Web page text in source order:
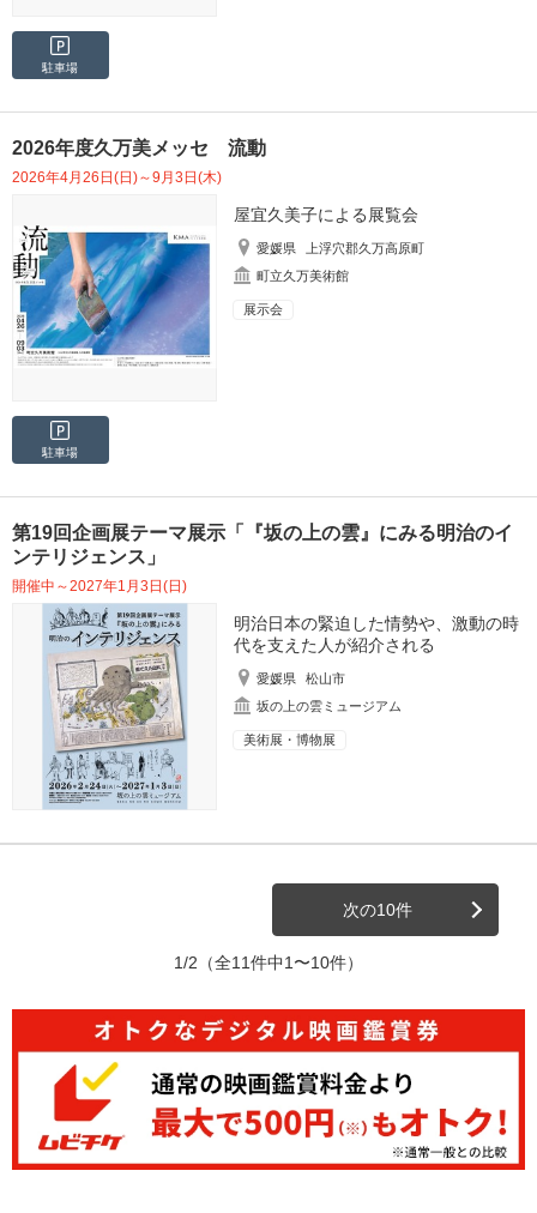
駐車場
2026年度久万美メッセ 流動
2026年4月26日(日)～9月3日(木)
屋宜久美子による展覧会
愛媛県
上浮穴郡久万高原町
町立久万美術館
展示会
駐車場
第19回企画展テーマ展示「『坂の上の雲』にみる明治のイ
ンテリジェンス」
開催中～2027年1月3日(日)
明治日本の緊迫した情勢や、激動の時
代を支えた人が紹介される
愛媛県
松山市
坂の上の雲ミュージアム
美術展・博物展
次の10件
1/2 （全11件中1〜10件）